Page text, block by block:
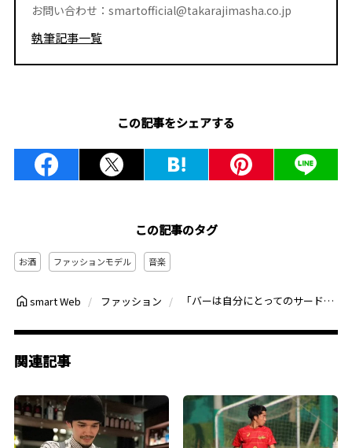
お問い合わせ：smartofficial@takarajimasha.co.jp
執筆記事一覧
この記事をシェアする
この記事のタグ
お酒 ファッションモデル 音楽
smart Web ファッション 「バーは自分にとってのサードプレイス」バーテンダーという仕事とお酒に魅了された男の行きつけは…？
関連記事